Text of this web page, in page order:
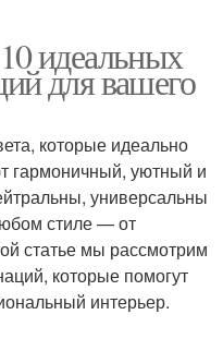
идеальных
для вашего
которые идеально
гармоничный, уютный и
универсальны
стиле — от
статье мы рассмотрим
которые помогут
интерьер.